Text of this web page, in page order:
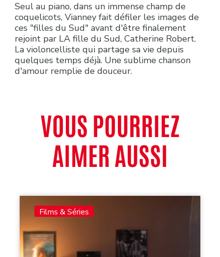
Seul au piano, dans un immense champ de
coquelicots, Vianney fait défiler les images de
ces "filles du Sud" avant d'être finalement
rejoint par LA fille du Sud, Catherine Robert.
La violoncelliste qui partage sa vie depuis
quelques temps déjà. Une sublime chanson
d'amour remplie de douceur.
VOUS POURRIEZ
AIMER AUSSI
Films & Séries